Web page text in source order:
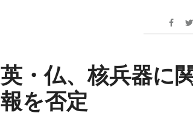
英・仏、核兵器に
報を否定